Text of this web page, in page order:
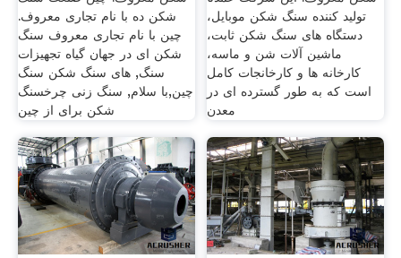
شکن ده با نام تجاری معروف.
چین با نام تجاری معروف سنگ
شکن ای در جهان گیاه تجهیزات
سنگ, های سنگ شکن سنگ
چین,با سلام, سنگ زنی چرخسنگ
شکن برای از چین
تولید کننده سنگ شکن موبایل،
دستگاه های سنگ شکن ثابت،
ماشین آلات شن و ماسه،
کارخانه ها و کارخانجات کامل
است که به طور گسترده ای در
معدن